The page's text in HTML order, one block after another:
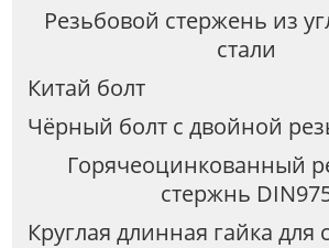
Резьбовой стержень из
стали
Китай болт
Чёрный болт с двойной
Горячеоцинкованный
стержнь
Круглая длинная гайка для